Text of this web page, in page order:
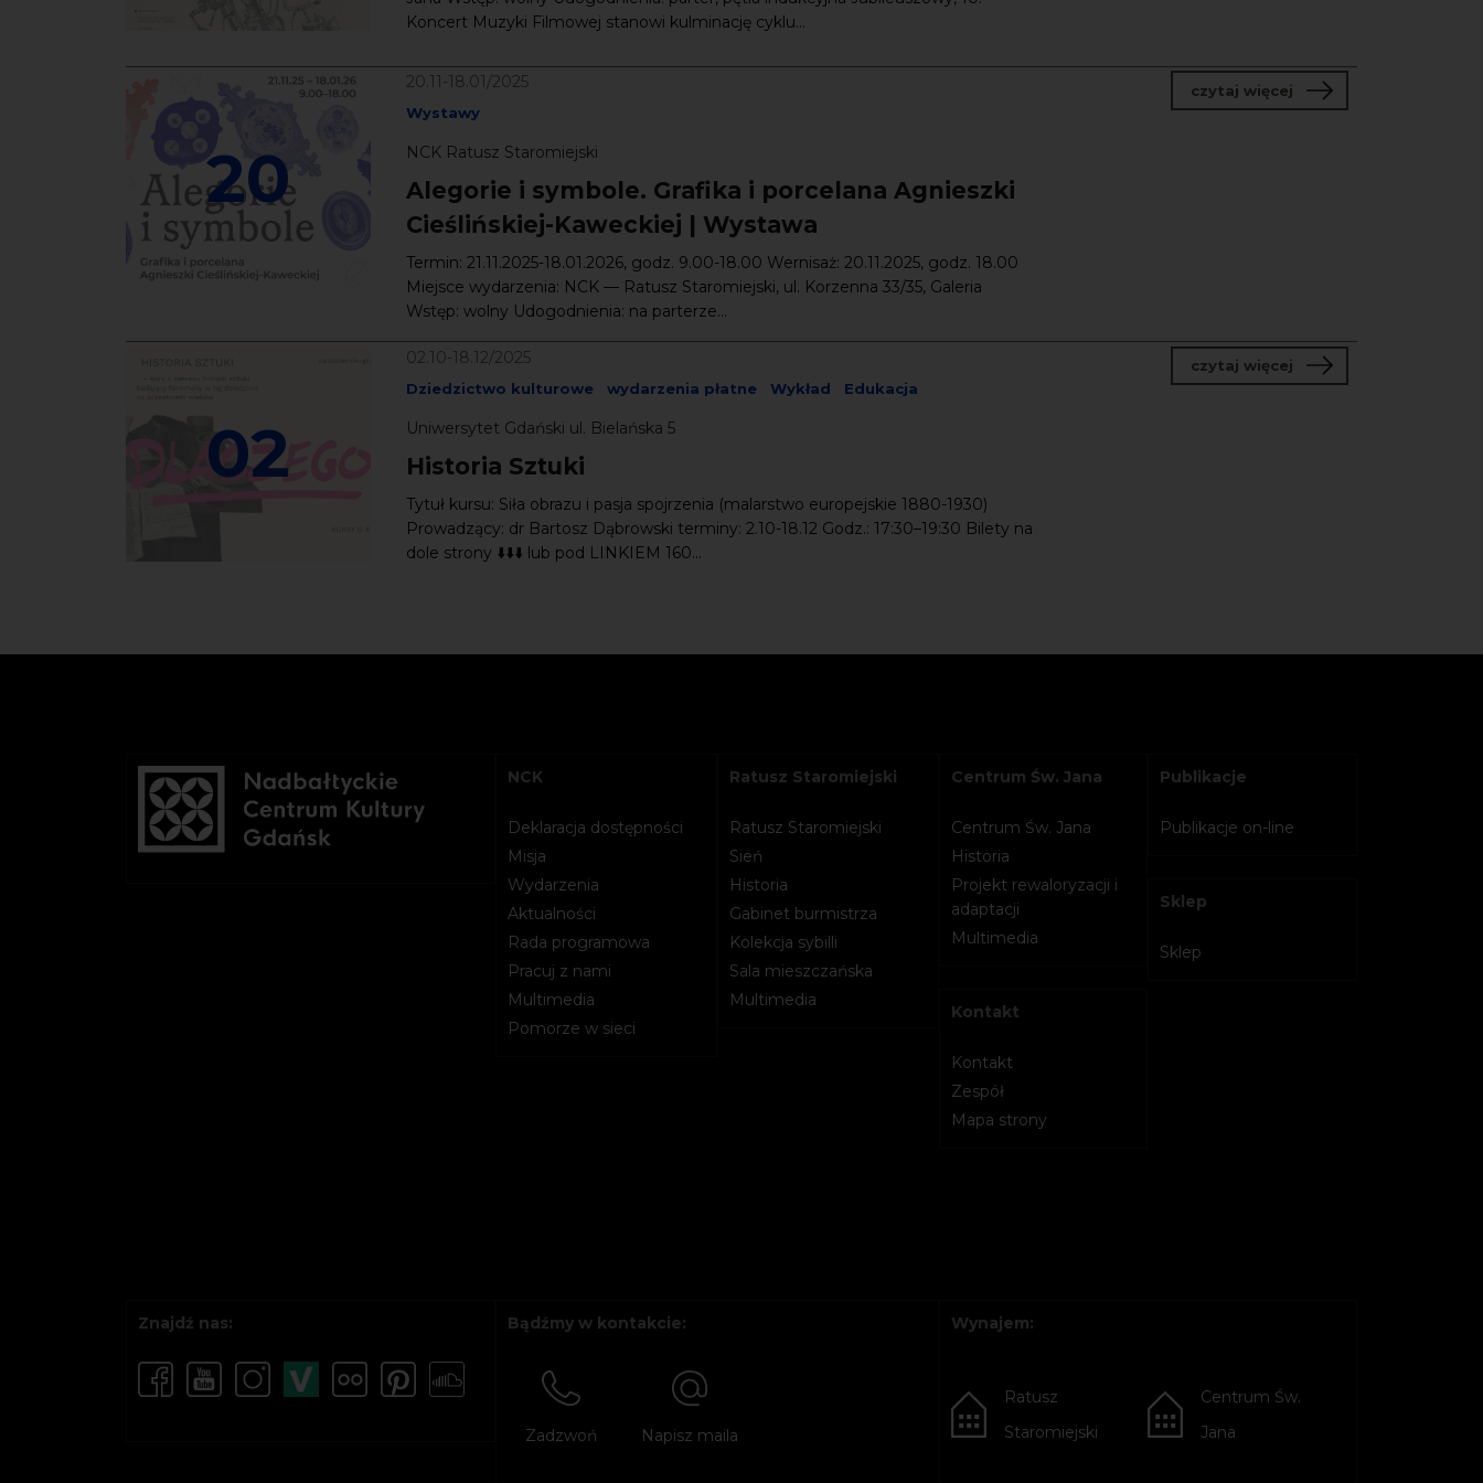
Koncert Muzyki Filmowej stanowi kulminację cyklu...
20
20.11-18.01/2025
Wystawy
NCK Ratusz Staromiejski
Alegorie i symbole. Grafika i porcelana Agnieszki
Cieślińskiej-Kaweckiej | Wystawa
Termin: 21.11.2025-18.01.2026, godz. 9.00-18.00 Wernisaż: 20.11.2025, godz. 18.00
Miejsce wydarzenia: NCK — Ratusz Staromiejski, ul. Korzenna 33/35, Galeria
Wstęp: wolny Udogodnienia: na parterze...
czytaj więcejo Alegorie i symbole.
02
02.10-18.12/2025
Dziedzictwo kulturowe wydarzenia płatne Wykład Edukacja
Uniwersytet Gdański ul. Bielańska 5
Historia Sztuki
Tytuł kursu: Siła obrazu i pasja spojrzenia (malarstwo europejskie 1880-1930)
Prowadzący: dr Bartosz Dąbrowski terminy: 2.10-18.12 Godz.: 17:30–19:30 Bilety na
dole strony ⬇️⬇️⬇️ lub pod LINKIEM 160...
czytaj więcejo Historia Sztuki
NCK
Deklaracja dostępności
Misja
Wydarzenia
Aktualności
Rada programowa
Pracuj z nami
Multimedia
Pomorze w sieci
Ratusz Staromiejski
Ratusz Staromiejski
Sień
Historia
Gabinet burmistrza
Kolekcja sybilli
Sala mieszczańska
Multimedia
Centrum Św. Jana
Centrum Św. Jana
Historia
Projekt rewaloryzacji i
adaptacji
Multimedia
Kontakt
Kontakt
Zespół
Mapa strony
Publikacje
Publikacje on-line
Sklep
Sklep
Znajdź nas: Bądźmy w kontakcie:
Zadzwoń Napisz maila
Wynajem:
Ratusz
Staromiejski
Centrum Św.
Jana